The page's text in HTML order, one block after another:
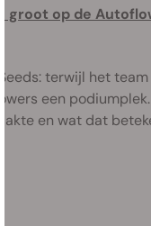
groot op de
terwijl het team
een
en wat dat